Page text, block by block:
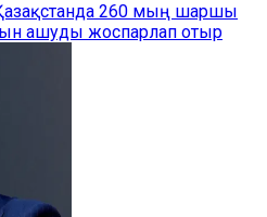
260 мың шаршы
ашуды жоспарлап отыр